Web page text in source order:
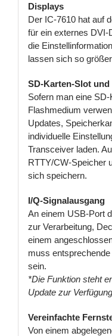
Displays
Der IC-7610 hat auf
für ein externes DVI-
die
lassen sich so
SD-Karten-Slot
Sofern man eine
Flashmedium
Updates,
individuelle
Transceiver laden.
RTTY/CW-Speicher
sich speichern.
I/Q-Signalausgang
An einem USB-Port
zur Verarbeitung,
einem
muss
sein.
*Die Funktion steht
Update zur Verfügung
Vereinfachte
Von einem